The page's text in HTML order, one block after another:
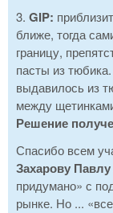
3. GIP:
ближе, тогда
границу,
пасты из тюбика.
выдавилось из
между
Решение
Спасибо всем
Захарову Павлу
придумано» с
рынке. Но ...